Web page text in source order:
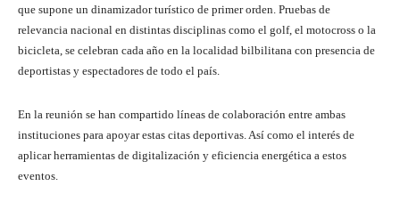
que supone un dinamizador turístico de primer orden. Pruebas de
relevancia nacional en distintas disciplinas como el golf, el motocross o la
bicicleta, se celebran cada año en la localidad bilbilitana con presencia de
deportistas y espectadores de todo el país.
En la reunión se han compartido líneas de colaboración entre ambas
instituciones para apoyar estas citas deportivas. Así como el interés de
aplicar herramientas de digitalización y eficiencia energética a estos
eventos.